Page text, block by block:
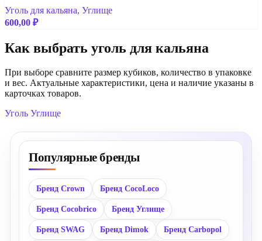
Уголь для кальяна, Углище
600,00 ₽
Как выбрать уголь для кальяна
При выборе сравните размер кубиков, количество в упаковке
и вес. Актуальные характеристики, цена и наличие указаны в
карточках товаров.
Уголь Углище
Популярные бренды
Бренд Crown Бренд CocoLoco
Бренд Cocobrico Бренд Углище
Бренд SWAG Бренд Dimok Бренд Carbopol